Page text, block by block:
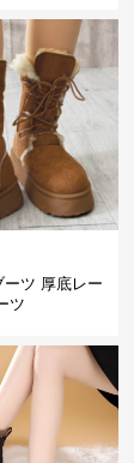
ツ 厚底レー
ツ